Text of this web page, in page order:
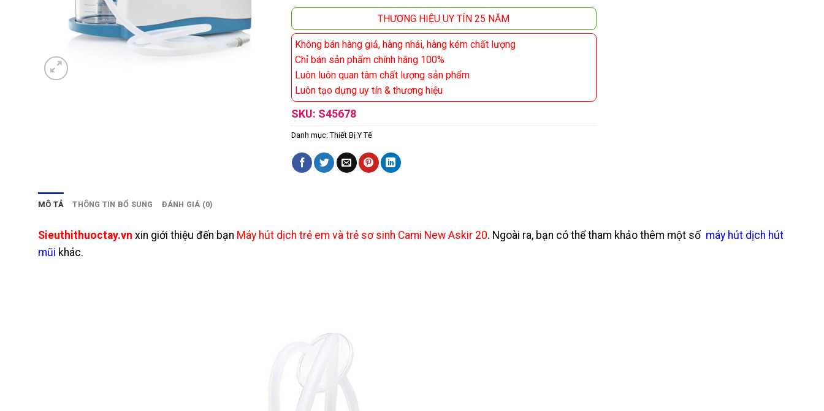
THƯƠNG HIỆU UY TÍN 25 NĂM
Không bán hàng giả, hàng nhái, hàng kém chất lượng
Chỉ bán sản phẩm chính hãng 100%
Luôn luôn quan tâm chất lượng sản phẩm
Luôn tạo dựng uy tín & thương hiệu
SKU: S45678
Danh mục: Thiết Bị Y Tế
MÔ TẢ THÔNG TIN BỔ SUNG ĐÁNH GIÁ (0)
Sieuthithuoctay.vn xin giới thiệu đến bạn Máy hút dịch trẻ em và trẻ sơ sinh Cami New Askir 20. Ngoài ra, bạn có thể tham khảo thêm một số máy hút dịch hút
mũi khác.